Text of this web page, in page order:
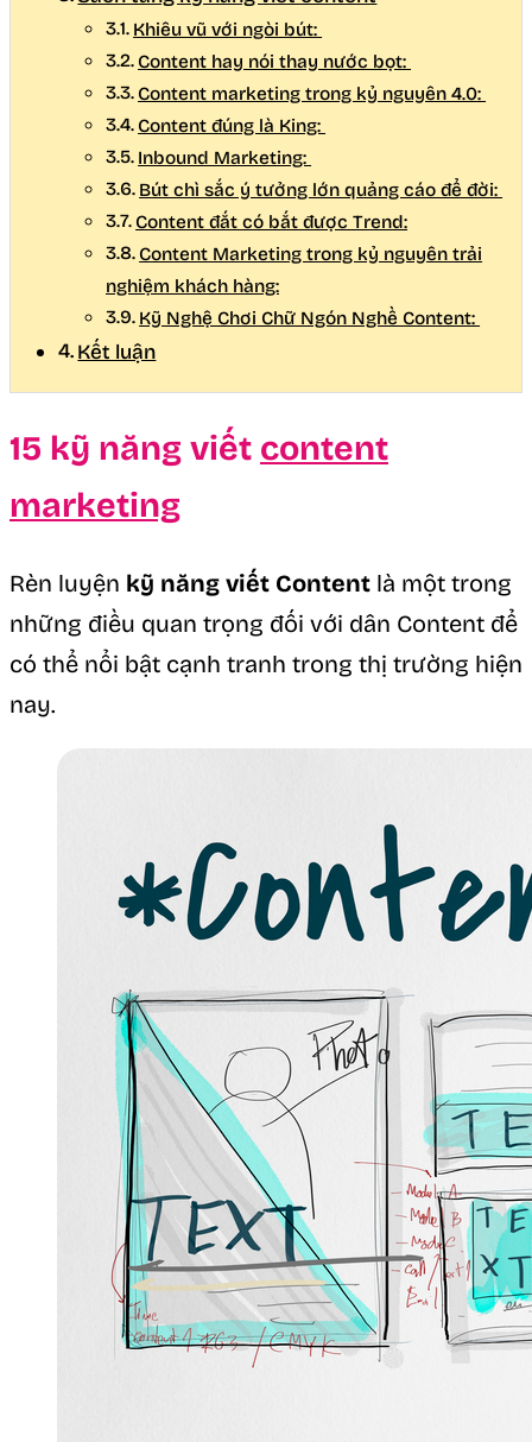
Khiêu vũ với ngòi bút:
Content hay nói thay nước bọt:
Content marketing trong kỷ nguyên 4.0:
Content đúng là King:
Inbound Marketing:
Bút chì sắc ý tưởng lớn quảng cáo để đời:
Content đắt có bắt được Trend:
Content Marketing trong kỷ nguyên trải
nghiệm khách hàng:
Kỹ Nghệ Chơi Chữ Ngón Nghề Content:
Kết luận
15 kỹ năng viết content
marketing
Rèn luyện kỹ năng viết Content là một trong
những điều quan trọng đối với dân Content để
có thể nổi bật cạnh tranh trong thị trường hiện
nay.